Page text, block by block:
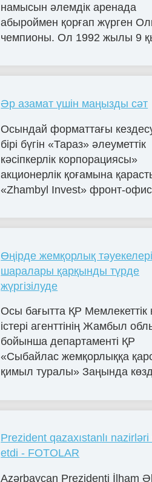
намысын әлемдік аренада
абыроймен қорғап жүрген
чемпионы. Ол 1992 жылы 9
Әр азамат үшін маңызды сәт
Осындай форматтағы
бірі бүгін «Тараз» әлеуметтік
кәсіпкерлік корпорациясы»
акционерлік қоғамына
«Zhambyl Invest» фронт-
Өңірде жемқорлық
шаралары қарқынды түрде
жүргізілуде
Осы бағытта ҚР Мемлекеттік
істері агенттінің Жамбыл
бойынша департаменті ҚР
«Сыбайлас жемқорлыққа
қимыл туралы» Заңында
Prezident qazaxıstanlı nazirləri
etdi - FOTOLAR
Azərbaycan Prezidenti İlham